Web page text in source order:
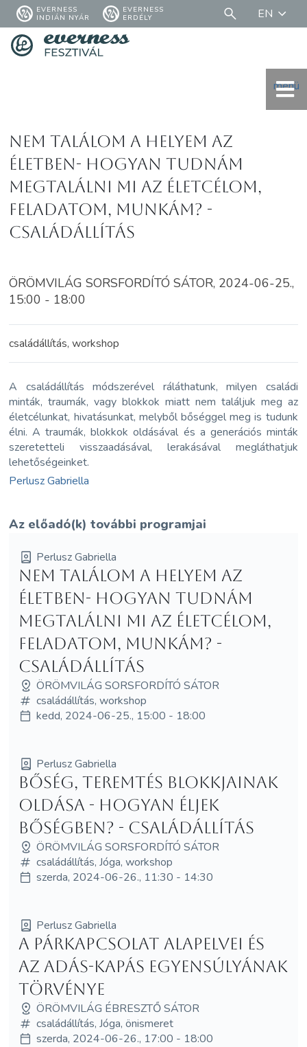
EVERNESS
INDIÁN NYÁR
EVERNESS
ERDÉLY
EN
menü
Nem találom a helyem az
életben- Hogyan tudnám
megtalálni mi az életcélom,
feladatom, munkám? -
családállítás
ÖRÖMVILÁG SORSFORDÍTÓ SÁTOR, 2024-06-25.,
15:00 - 18:00
családállítás, workshop
A családállítás módszerével ráláthatunk, milyen családi
minták, traumák, vagy blokkok miatt nem találjuk meg az
életcélunkat, hivatásunkat, melyből bőséggel meg is tudunk
élni. A traumák, blokkok oldásával és a generációs minták
szeretetteli visszaadásával, lerakásával megláthatjuk
lehetőségeinket.
Perlusz Gabriella
Az előadó(k) további programjai
Perlusz Gabriella
Nem találom a helyem az
életben- Hogyan tudnám
megtalálni mi az életcélom,
feladatom, munkám? -
családállítás
ÖRÖMVILÁG SORSFORDÍTÓ SÁTOR
családállítás, workshop
kedd, 2024-06-25., 15:00 - 18:00
Perlusz Gabriella
Bőség, teremtés blokkjainak
oldása - Hogyan éljek
bőségben? - családállítás
ÖRÖMVILÁG SORSFORDÍTÓ SÁTOR
családállítás, Jóga, workshop
szerda, 2024-06-26., 11:30 - 14:30
Perlusz Gabriella
A párkapcsolat alapelvei és
az adás-kapás egyensúlyának
törvénye
ÖRÖMVILÁG ÉBRESZTŐ SÁTOR
családállítás, Jóga, önismeret
szerda, 2024-06-26., 17:00 - 18:00